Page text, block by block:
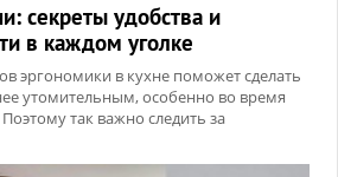
секреты удобства и
в каждом уголке
эргономики в кухне поможет сделать
утомительным, особенно во время
так важно следить за
утвари.